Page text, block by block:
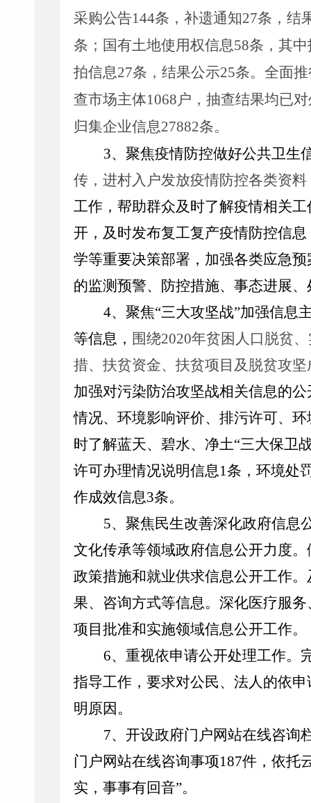
采购公告144条，补遗通知27条，结
条；国有土地使用权信息58条，其
拍信息27条，结果公示25条。 全面
查市场主体1068户，抽查结果均已
归集企业信息27882条。
3、 聚焦疫情防控做好公共卫生
传， 进村入户发放疫情防控各类资
工作，帮助群众及时了解疫情相关工
开，及时发布复工复产疫情防控信
学等重要决策部署， 加强各类应急预
的监测预警、防控措施、事态进展
4、 聚焦“三大攻坚战”加强信息
等信息 ， 围绕2020年贫困人口脱贫
措、扶贫资金、扶贫项目 及 脱贫攻
加强对污染防治攻坚战相关信息的
情况、环境影响评价、排污许可、
时了解蓝天、碧水、净土“三大保卫
许可办理情况说明信息1条，环境处
作成效信息3条。
5、 聚焦民生改善深化政府信息
文化传承等领域政府信息公开力度。
政策措施和就业供求信息公开工作。
果、咨询方式等信息。 深化医疗服
项目批准和实施领域信息公开工作。
6、 重视依申请公开处理工作。
指导工作，要求对公民、法人的依
明原因。
7、 开设政府门户网站在线咨询
门户网站在线咨询事项187件， 依托
实，事事有回音”。